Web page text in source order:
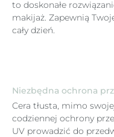
to doskonałe
makijaż. Zapewnią
cały dzień.
Niezbędna ochrona
Cera tłusta, mimo
codziennej ochrony
UV prowadzić do